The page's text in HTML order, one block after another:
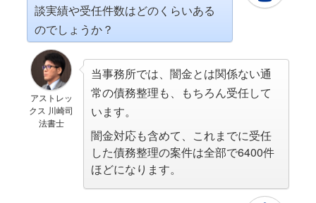
談実績や受任件数はどのくらいある
のでしょうか？
アストレッ
クス 川崎司
法書士
当事務所では、闇金とは関係ない通
常の債務整理も、もちろん受任して
います。
闇金対応も含めて、これまでに受任
した債務整理の案件は全部で6400件
ほどになります。